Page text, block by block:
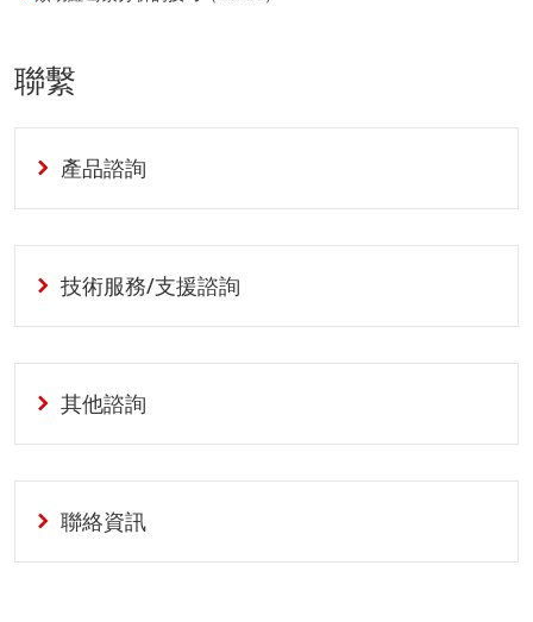
聯繫
產品諮詢
技術服務/支援諮詢
其他諮詢
聯絡資訊